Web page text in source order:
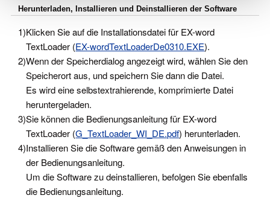
Herunterladen, Installieren und Deinstallieren der Software
1)Klicken Sie auf die Installationsdatei für EX-word
TextLoader (EX-wordTextLoaderDe0310.EXE).
2)Wenn der Speicherdialog angezeigt wird, wählen Sie den
Speicherort aus, und speichern Sie dann die Datei.
Es wird eine selbstextrahierende, komprimierte Datei
heruntergeladen.
3)Sie können die Bedienungsanleitung für EX-word
TextLoader (G_TextLoader_WI_DE.pdf) herunterladen.
4)Installieren Sie die Software gemäß den Anweisungen in
der Bedienungsanleitung.
Um die Software zu deinstallieren, befolgen Sie ebenfalls
die Bedienungsanleitung.